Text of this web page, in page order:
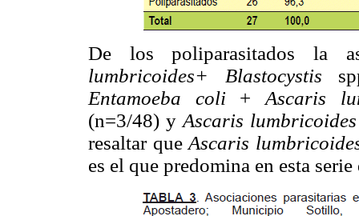
De los poliparasitados la
lumbricoides+ Blastocystis
Entamoeba coli + Ascaris
(n=3/48) y Ascaris
resaltar queAscaris
es el que predomina en esta